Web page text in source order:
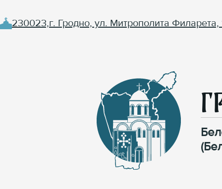
230023,г. Гродно, ул. Митрополита Филарета,